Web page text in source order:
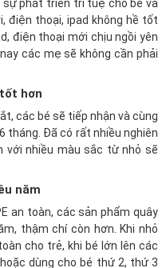
phát triển trí tuệ cho bé và
điện thoại, ipad không hề tốt
điện thoại mới chịu ngồi yên
các mẹ sẽ không cần phải
hơn
các bé sẽ tiếp nhận và cùng
tháng. Đã có rất nhiều nghiên
nhiều màu sắc từ nhỏ sẽ
năm
an toàn, các sản phẩm quây
thậm chí còn hơn. Khi nhỏ
cho trẻ, khi bé lớn lên các
dùng cho bé thứ 2, thứ 3